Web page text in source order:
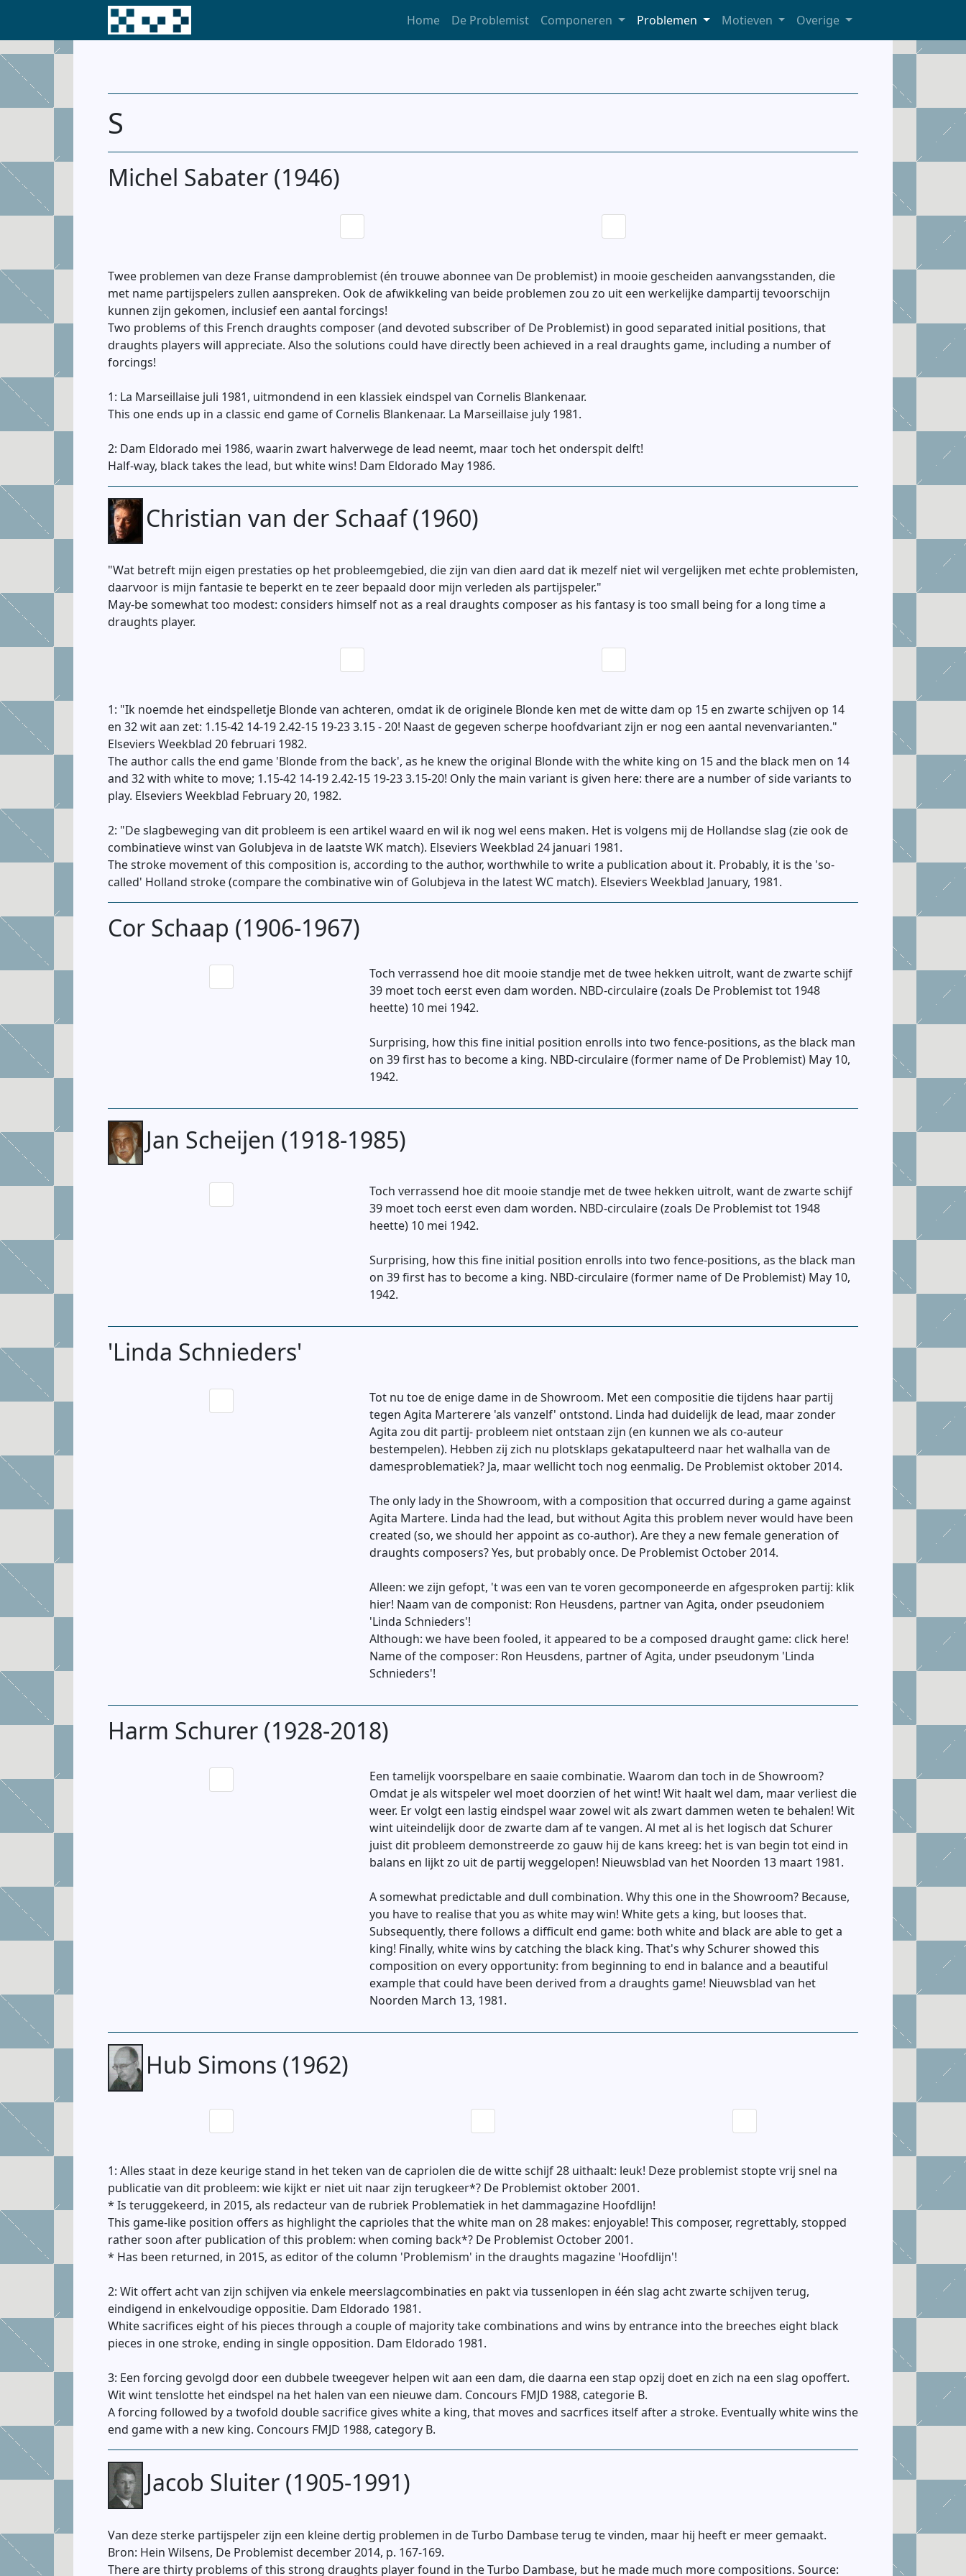
Home De Problemist Componeren Problemen Motieven Overige
S
Michel Sabater (1946)
Twee problemen van deze Franse damproblemist (én trouwe abonnee van De problemist) in mooie gescheiden aanvangsstanden, die
met name partijspelers zullen aanspreken. Ook de afwikkeling van beide problemen zou zo uit een werkelijke dampartij tevoorschijn
kunnen zijn gekomen, inclusief een aantal forcings!
Two problems of this French draughts composer (and devoted subscriber of De Problemist) in good separated initial positions, that
draughts players will appreciate. Also the solutions could have directly been achieved in a real draughts game, including a number of
forcings!
1: La Marseillaise juli 1981, uitmondend in een klassiek eindspel van Cornelis Blankenaar.
This one ends up in a classic end game of Cornelis Blankenaar. La Marseillaise july 1981.
2: Dam Eldorado mei 1986, waarin zwart halverwege de lead neemt, maar toch het onderspit delft!
Half-way, black takes the lead, but white wins! Dam Eldorado May 1986.
Christian van der Schaaf (1960)
"Wat betreft mijn eigen prestaties op het probleemgebied, die zijn van dien aard dat ik mezelf niet wil vergelijken met echte problemisten,
daarvoor is mijn fantasie te beperkt en te zeer bepaald door mijn verleden als partijspeler."
May-be somewhat too modest: considers himself not as a real draughts composer as his fantasy is too small being for a long time a
draughts player.
1: "Ik noemde het eindspelletje Blonde van achteren, omdat ik de originele Blonde ken met de witte dam op 15 en zwarte schijven op 14
en 32 wit aan zet: 1.15-42 14-19 2.42-15 19-23 3.15 - 20! Naast de gegeven scherpe hoofdvariant zijn er nog een aantal nevenvarianten."
Elseviers Weekblad 20 februari 1982.
The author calls the end game 'Blonde from the back', as he knew the original Blonde with the white king on 15 and the black men on 14
and 32 with white to move; 1.15-42 14-19 2.42-15 19-23 3.15-20! Only the main variant is given here: there are a number of side variants to
play. Elseviers Weekblad February 20, 1982.
2: "De slagbeweging van dit probleem is een artikel waard en wil ik nog wel eens maken. Het is volgens mij de Hollandse slag (zie ook de
combinatieve winst van Golubjeva in de laatste WK match). Elseviers Weekblad 24 januari 1981.
The stroke movement of this composition is, according to the author, worthwhile to write a publication about it. Probably, it is the 'so-
called' Holland stroke (compare the combinative win of Golubjeva in the latest WC match). Elseviers Weekblad January, 1981.
Cor Schaap (1906-1967)
Toch verrassend hoe dit mooie standje met de twee hekken uitrolt, want de zwarte schijf
39 moet toch eerst even dam worden. NBD-circulaire (zoals De Problemist tot 1948
heette) 10 mei 1942.
Surprising, how this fine initial position enrolls into two fence-positions, as the black man
on 39 first has to become a king. NBD-circulaire (former name of De Problemist) May 10,
1942.
Jan Scheijen (1918-1985)
Toch verrassend hoe dit mooie standje met de twee hekken uitrolt, want de zwarte schijf
39 moet toch eerst even dam worden. NBD-circulaire (zoals De Problemist tot 1948
heette) 10 mei 1942.
Surprising, how this fine initial position enrolls into two fence-positions, as the black man
on 39 first has to become a king. NBD-circulaire (former name of De Problemist) May 10,
1942.
'Linda Schnieders'
Tot nu toe de enige dame in de Showroom. Met een compositie die tijdens haar partij
tegen Agita Marterere 'als vanzelf' ontstond. Linda had duidelijk de lead, maar zonder
Agita zou dit partij- probleem niet ontstaan zijn (en kunnen we als co-auteur
bestempelen). Hebben zij zich nu plotsklaps gekatapulteerd naar het walhalla van de
damesproblematiek? Ja, maar wellicht toch nog eenmalig. De Problemist oktober 2014.
The only lady in the Showroom, with a composition that occurred during a game against
Agita Martere. Linda had the lead, but without Agita this problem never would have been
created (so, we should her appoint as co-author). Are they a new female generation of
draughts composers? Yes, but probably once. De Problemist October 2014.
Alleen: we zijn gefopt, 't was een van te voren gecomponeerde en afgesproken partij: klik
hier! Naam van de componist: Ron Heusdens, partner van Agita, onder pseudoniem
'Linda Schnieders'!
Although: we have been fooled, it appeared to be a composed draught game: click here!
Name of the composer: Ron Heusdens, partner of Agita, under pseudonym 'Linda
Schnieders'!
Harm Schurer (1928-2018)
Een tamelijk voorspelbare en saaie combinatie. Waarom dan toch in de Showroom?
Omdat je als witspeler wel moet doorzien of het wint! Wit haalt wel dam, maar verliest die
weer. Er volgt een lastig eindspel waar zowel wit als zwart dammen weten te behalen! Wit
wint uiteindelijk door de zwarte dam af te vangen. Al met al is het logisch dat Schurer
juist dit probleem demonstreerde zo gauw hij de kans kreeg: het is van begin tot eind in
balans en lijkt zo uit de partij weggelopen! Nieuwsblad van het Noorden 13 maart 1981.
A somewhat predictable and dull combination. Why this one in the Showroom? Because,
you have to realise that you as white may win! White gets a king, but looses that.
Subsequently, there follows a difficult end game: both white and black are able to get a
king! Finally, white wins by catching the black king. That's why Schurer showed this
composition on every opportunity: from beginning to end in balance and a beautiful
example that could have been derived from a draughts game! Nieuwsblad van het
Noorden March 13, 1981.
Hub Simons (1962)
1: Alles staat in deze keurige stand in het teken van de capriolen die de witte schijf 28 uithaalt: leuk! Deze problemist stopte vrij snel na
publicatie van dit probleem: wie kijkt er niet uit naar zijn terugkeer*? De Problemist oktober 2001.
* Is teruggekeerd, in 2015, als redacteur van de rubriek Problematiek in het dammagazine Hoofdlijn!
This game-like position offers as highlight the caprioles that the white man on 28 makes: enjoyable! This composer, regrettably, stopped
rather soon after publication of this problem: when coming back*? De Problemist October 2001.
* Has been returned, in 2015, as editor of the column 'Problemism' in the draughts magazine 'Hoofdlijn'!
2: Wit offert acht van zijn schijven via enkele meerslagcombinaties en pakt via tussenlopen in één slag acht zwarte schijven terug,
eindigend in enkelvoudige oppositie. Dam Eldorado 1981.
White sacrifices eight of his pieces through a couple of majority take combinations and wins by entrance into the breeches eight black
pieces in one stroke, ending in single opposition. Dam Eldorado 1981.
3: Een forcing gevolgd door een dubbele tweegever helpen wit aan een dam, die daarna een stap opzij doet en zich na een slag opoffert.
Wit wint tenslotte het eindspel na het halen van een nieuwe dam. Concours FMJD 1988, categorie B.
A forcing followed by a twofold double sacrifice gives white a king, that moves and sacrfices itself after a stroke. Eventually white wins the
end game with a new king. Concours FMJD 1988, category B.
Jacob Sluiter (1905-1991)
Van deze sterke partijspeler zijn een kleine dertig problemen in de Turbo Dambase terug te vinden, maar hij heeft er meer gemaakt.
Bron: Hein Wilsens, De Problemist december 2014, p. 167-169.
There are thirty problems of this strong draughts player found in the Turbo Dambase, but he made much more compositions. Source: